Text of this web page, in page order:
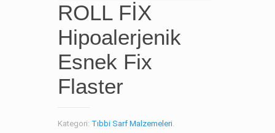
ROLL FİX
Hipoalerjenik
Esnek Fix
Flaster
Kategori: Tıbbi Sarf Malzemeleri.